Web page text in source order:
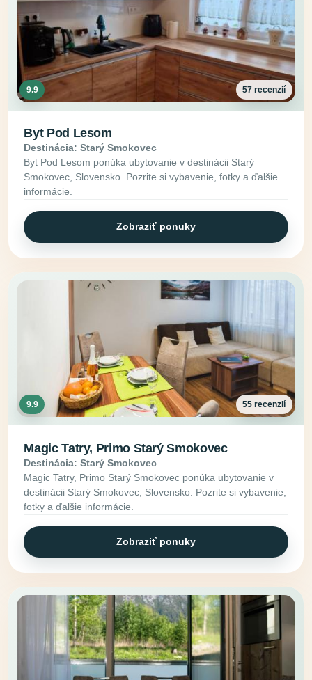
9.9 57 recenzií
Byt Pod Lesom
Destinácia: Starý Smokovec
Byt Pod Lesom ponúka ubytovanie v destinácii Starý
Smokovec, Slovensko. Pozrite si vybavenie, fotky a ďalšie
informácie.
Zobraziť ponuky
9.9 55 recenzií
Magic Tatry, Primo Starý Smokovec
Destinácia: Starý Smokovec
Magic Tatry, Primo Starý Smokovec ponúka ubytovanie v
destinácii Starý Smokovec, Slovensko. Pozrite si vybavenie,
fotky a ďalšie informácie.
Zobraziť ponuky